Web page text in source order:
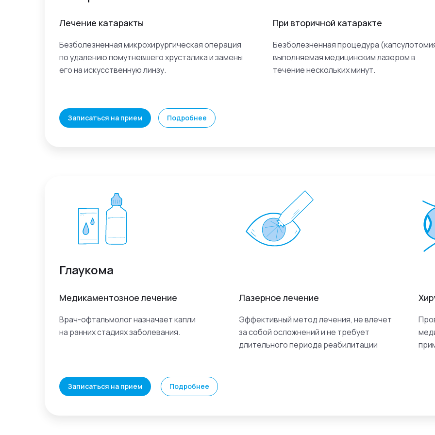
Записаться на прием Подробнее
Лечение катаракты
Безболезненная микрохирургическая операция
по удалению помутневшего хрусталика и замены
его на искусственную линзу.
При вторичной катаракте
Безболезненная процедура
выполняемая медицинским лазером в
течение нескольких минут.
Глаукома
Медикаментозное лечение
Врач-офтальмолог назначает капли
на ранних стадиях заболевания.
Записаться на прием Подробнее
Лазерное лечение
Эффективный метод лечения, не влечет
за собой осложнений и не требует
длительного периода реабилитации